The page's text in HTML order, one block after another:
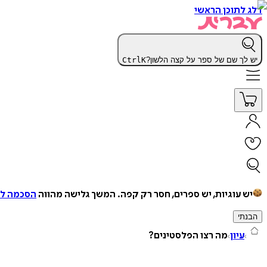
דלג לתוכן הראשי
יש לך שם של ספר על קצה הלשון? CtrlK
יש עוגיות, יש ספרים, חסר רק קפה. המשך גלישה מהווה הסכמה
הבנתי
עיון מה רצו הפלסטינים?